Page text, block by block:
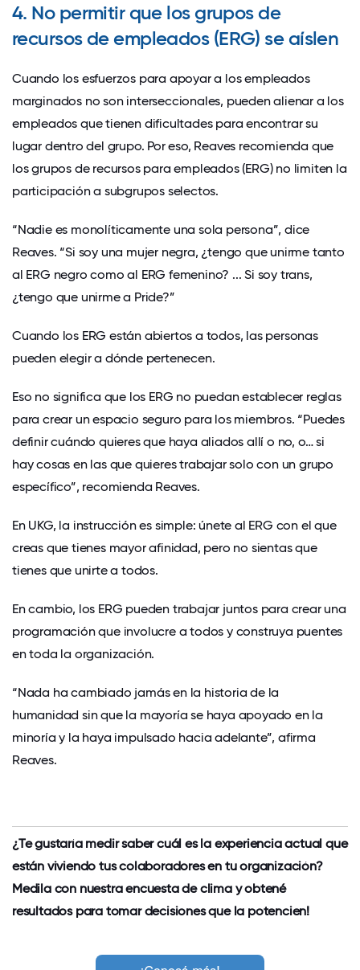
4. No permitir que los grupos de
recursos de empleados (ERG) se aíslen
Cuando los esfuerzos para apoyar a los empleados
marginados no son interseccionales, pueden alienar a los
empleados que tienen dificultades para encontrar su
lugar dentro del grupo. Por eso, Reaves recomienda que
los grupos de recursos para empleados(ERG) no limiten la
participación a subgrupos selectos.
“Nadie es monolíticamente una sola persona”, dice
Reaves. “Si soy una mujer negra, ¿tengo que unirme tanto
al ERG negro como al ERG femenino? ... Si soy trans,
¿tengo que unirme a Pride?”
Cuando los ERG están abiertos a todos, las personas
pueden elegir a dónde pertenecen.
Eso no significa que los ERG no puedan establecer reglas
para crear un espacio seguro para los miembros. “Puedes
definir cuándo quieres que haya aliados allí o no, o… si
hay cosas en las que quieres trabajar solo con un grupo
específico”, recomienda Reaves.
En UKG, la instrucción es simple: únete al ERG con el que
creas que tienes mayor afinidad, pero no sientas que
tienes que unirte a todos.
En cambio, los ERG pueden trabajar juntos para crear una
programación que involucre a todos y construya puentes
en toda la organización.
“Nada ha cambiado jamás en la historia de la
humanidad sin que la mayoría se haya apoyado en la
minoría y la haya impulsado hacia adelante”, afirma
Reaves.
¿Te gustaría medir saber cuál es la experiencia actual que
están viviendo tus colaboradores en tu organización?
Medila con nuestra encuesta de clima y obtené
resultados para tomar decisiones que la potencien!